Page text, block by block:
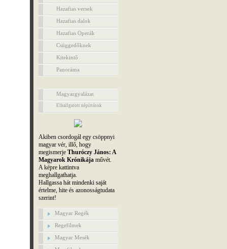
Hazafias versek
Hazafias dalok
Hazafias Operák
Csüggedőknek
Kitekintő
Panoráma
Magyargyalázat
Elhallgatott népírtások
Akiben csordogál egy csöppnyi
magyar vér, illő, hogy
megismerje Thuróczy János: A
Magyarok Krónikájaművét.
A képre kattintva
meghallgathatja.
Hallgassa hát mindenki saját
értelme, hite és azonosságtudata
szerint!
Magyar Regék
Regefilmek
Magyar Mesék